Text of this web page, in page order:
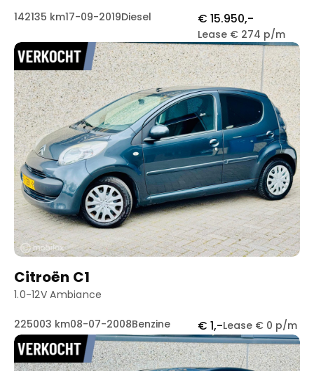
142135 km17-09-2019Diesel € 15.950,-
Lease € 274 p/m
Citroën C1
1.0-12V Ambiance
225003 km08-07-2008Benzine € 1,-Lease € 0 p/m